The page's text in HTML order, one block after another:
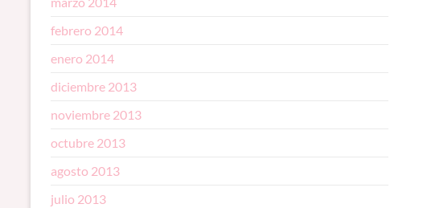
febrero 2014
enero 2014
diciembre 2013
noviembre 2013
octubre 2013
agosto 2013
julio 2013